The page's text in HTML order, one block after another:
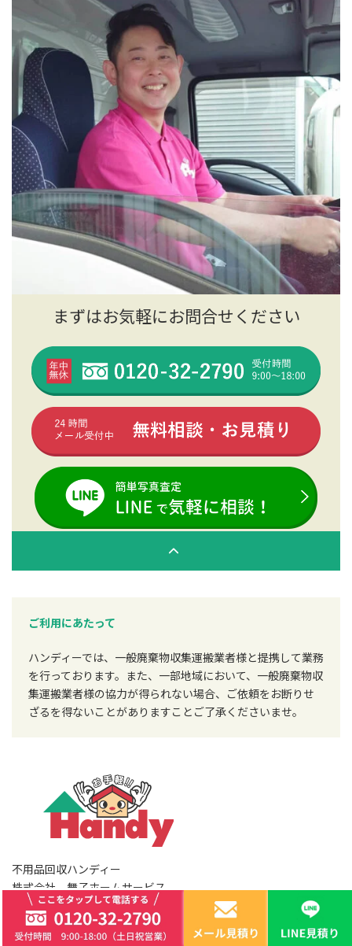
まずはお気軽にお問合せください
ご利用にあたって
ハンディーでは、一般廃棄物収集運搬業者様と提携して業務
を行っております。また、一部地域において、一般廃棄物収
集運搬業者様の協力が得られない場合、ご依頼をお断りせ
ざるを得ないことがありますことご了承くださいませ。
不用品回収ハンディー
株式会社 舞子ホームサービス
本社：神戸市西区櫨谷町寺谷
1242-624
拠点：神戸市東灘区御影3-2-11-19